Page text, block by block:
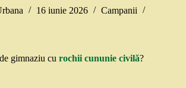
16 iunie 2026
Campanii
gimnaziu cu rochii cununie civilă?